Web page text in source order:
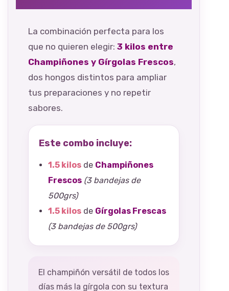
La combinación perfecta para los
que no quieren elegir: 3 kilos entre
Champiñones y Gírgolas Frescos,
dos hongos distintos para ampliar
tus preparaciones y no repetir
sabores.
Este combo incluye:
1.5 kilos de Champiñones
Frescos (3 bandejas de
500grs)
1.5 kilos de Gírgolas Frescas
(3 bandejas de 500grs)
El champiñón versátil de todos los
días más la gírgola con su textura